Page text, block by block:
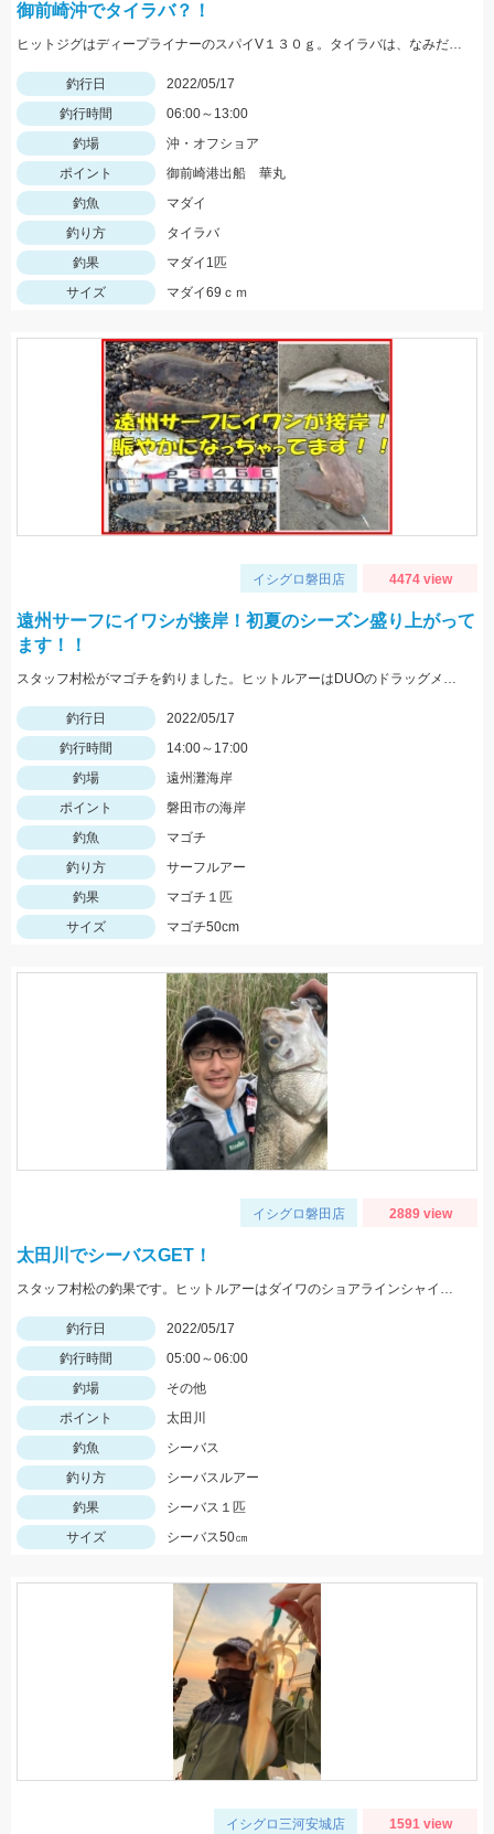
御前崎沖でタイラバ？！
ヒットジグはディープライナーのスパイV１３０ｇ。タイラバは、なみだまＴＧ８０ｇやビンビン玉１００ｇ等を使用
釣行日
2022/05/17
釣行時間
06:00～13:00
釣場
沖・オフショア
ポイント
御前崎港出船 華丸
釣魚
マダイ
釣り方
タイラバ
釣果
マダイ1匹
サイズ
マダイ69ｃｍ
イシグロ磐田店 4474 view
遠州サーフにイワシが接岸！初夏のシーズン盛り上がって
ます！！
スタッフ村松がマゴチを釣りました。ヒットルアーはDUOのドラッグメタルキャストショット30gのイワシカラー。
釣行日
2022/05/17
釣行時間
14:00～17:00
釣場
遠州灘海岸
ポイント
磐田市の海岸
釣魚
マゴチ
釣り方
サーフルアー
釣果
マゴチ１匹
サイズ
マゴチ50cm
イシグロ磐田店 2889 view
太田川でシーバスGET！
スタッフ村松の釣果です。ヒットルアーはダイワのショアラインシャイナーZバーティス80Sのゴールドカラー。
釣行日
2022/05/17
釣行時間
05:00～06:00
釣場
その他
ポイント
太田川
釣魚
シーバス
釣り方
シーバスルアー
釣果
シーバス１匹
サイズ
シーバス50㎝
イシグロ三河安城店 1591 view